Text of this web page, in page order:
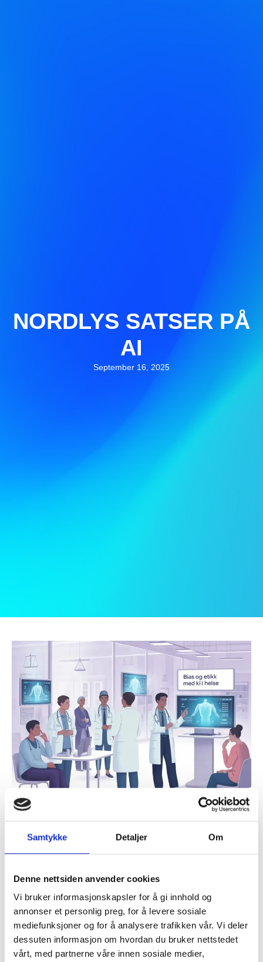
Samtykke Detaljer Om
Denne nettsiden anvender cookies
Vi bruker informasjonskapsler for å gi innhold og
annonser et personlig preg, for å levere sosiale
mediefunksjoner og for å analysere trafikken vår. Vi deler
dessuten informasjon om hvordan du bruker nettstedet
vårt, med partnerne våre innen sosiale medier,
NORDLYS SATSER PÅ
AI
September 16, 2025
AI-drevet system som skal gjøre arbeidshverdagen enklere
for helsepersonell. Målet er klart – mindre tid på skjerm, mer
behandlingen og støtte beslutninger med smart dataanalyse.
Fremtiden er her – og vi er klare. Du kan lese mer om vår
nyeste satsing her:nordlys-ai.no